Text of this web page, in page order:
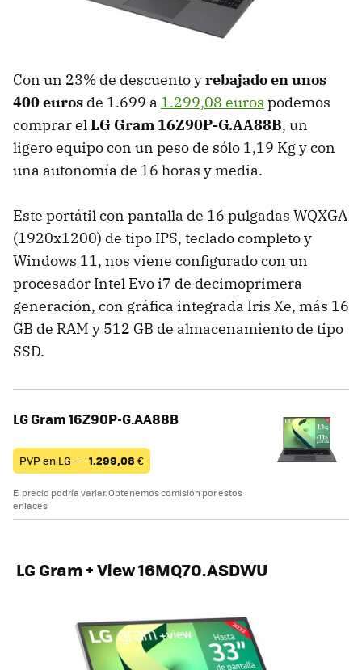
Con un 23% de descuento yrebajado en unos
400 euros de 1.699 a 1.299,08 euros podemos
comprar elLG Gram 16Z90P-G.AA88B, un
ligero equipo con un peso de sólo 1,19 Kg y con
una autonomía de 16 horas y media.
Este portátil con pantalla de 16 pulgadas WQXGA
(1920x1200) de tipo IPS, teclado completo y
Windows 11, nos viene configurado con un
procesador Intel Evo i7 de decimoprimera
generación, con gráfica integrada Iris Xe, más 16
GB de RAM y 512 GB de almacenamiento de tipo
SSD.
LG Gram 16Z90P-G.AA88B
PVP en LG — 1.299,08 €
El precio podría variar. Obtenemos comisión por estos
enlaces
LG Gram + View 16MQ70.ASDWU